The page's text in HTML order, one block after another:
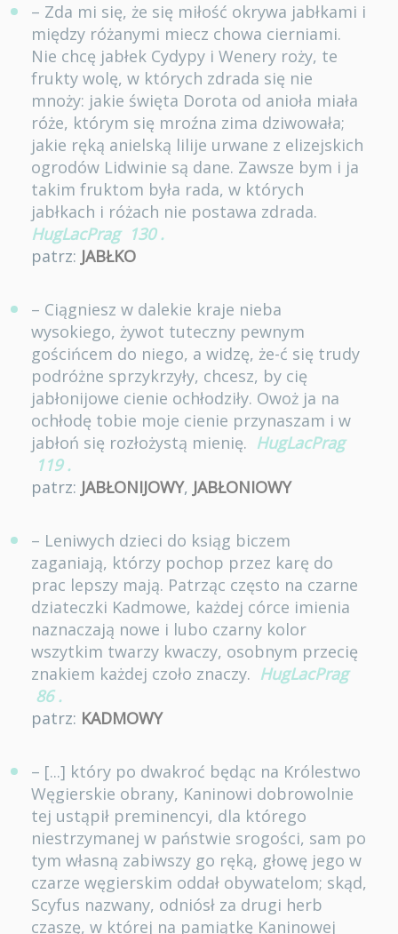
– Zda mi się, że się miłość okrywa jabłkami i
między różanymi miecz chowa cierniami.
Nie chcę jabłek Cydypy i Wenery roży, te
frukty wolę, w których zdrada się nie
mnoży: jakie święta Dorota od anioła miała
róże, którym się mroźna zima dziwowała;
jakie ręką anielską lilije urwane z elizejskich
ogrodów Lidwinie są dane. Zawsze bym i ja
takim fruktom była rada, w których
jabłkach i różach nie postawa zdrada.
HugLacPrag 130 .
patrz: JABŁKO
– Ciągniesz w dalekie kraje nieba
wysokiego, żywot tuteczny pewnym
gościńcem do niego, a widzę, że-ć się trudy
podróżne sprzykrzyły, chcesz, by cię
jabłonijowe cienie ochłodziły. Owoż ja na
ochłodę tobie moje cienie przynaszam i w
jabłoń się rozłożystą mienię. HugLacPrag
119 .
patrz: JABŁONIJOWY, JABŁONIOWY
– Leniwych dzieci do ksiąg biczem
zaganiają, którzy pochop przez karę do
prac lepszy mają. Patrząc często na czarne
dziateczki Kadmowe, każdej córce imienia
naznaczają nowe i lubo czarny kolor
wszytkim twarzy kwaczy, osobnym przecię
znakiem każdej czoło znaczy. HugLacPrag
86 .
patrz: KADMOWY
– [...] który po dwakroć będąc na Królestwo
Węgierskie obrany, Kaninowi dobrowolnie
tej ustąpił preminencyi, dla którego
niestrzymanej w państwie srogości, sam po
tym własną zabiwszy go ręką, głowę jego w
czarze węgierskim oddał obywatelom; skąd,
Scyfus nazwany, odniósł za drugi herb
czaszę, w której na pamiątkę Kaninowej